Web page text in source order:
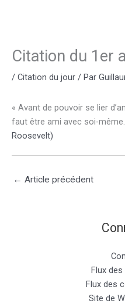
Citation du 1er
/ Citation du jour / Par
« Avant de pouvoir se lier
faut être ami avec soi-
Roosevelt)
← Article précédent
Flux
Flux des
Site de